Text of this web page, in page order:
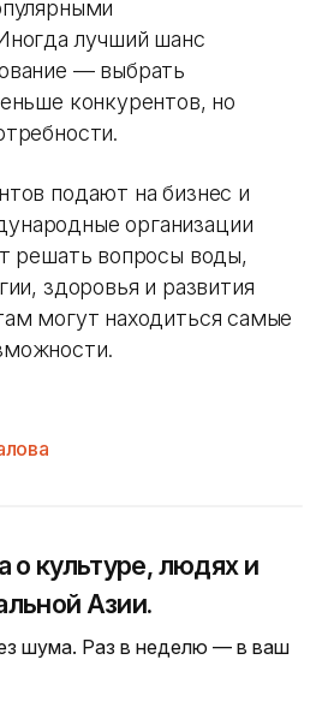
лучший шанс
— выбрать
конкурентов, но
подают на бизнес и
организации
решать вопросы воды,
здоровья и развития
могут находиться самые
о культуре, людях и
Азии.
шума. Раз в неделю — в ваш